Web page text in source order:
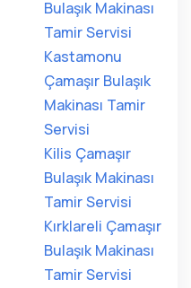
Bulaşık Makinası
Tamir Servisi
Kastamonu
Çamaşır Bulaşık
Makinası Tamir
Servisi
Kilis Çamaşır
Bulaşık Makinası
Tamir Servisi
Kırklareli Çamaşır
Bulaşık Makinası
Tamir Servisi